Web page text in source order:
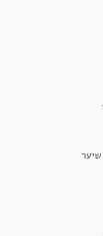
שיער